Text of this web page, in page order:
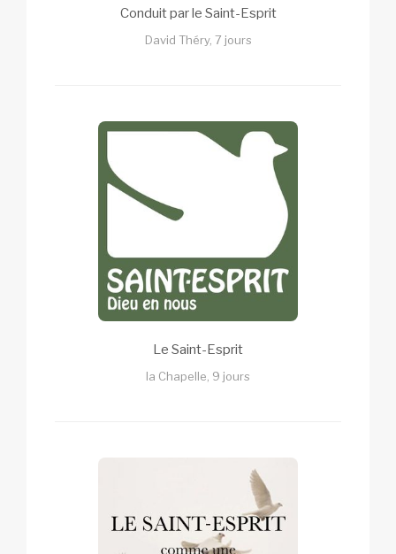
Conduit par le Saint-Esprit
David Théry, 7 jours
Le Saint-Esprit
la Chapelle, 9 jours